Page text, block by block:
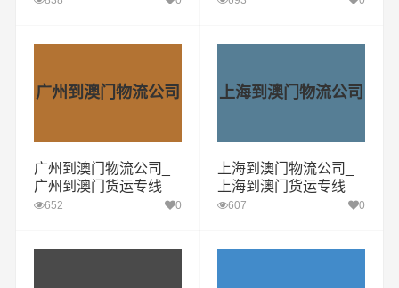
广州到澳门物流公司
广州到澳门物流公司_
广州到澳门货运专线
652 0
上海到澳门物流公司
上海到澳门物流公司_
上海到澳门货运专线
607 0